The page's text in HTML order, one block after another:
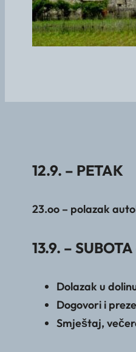
12.9. – PETAK
23.oo – polazak
13.9. –
Dolazak u
Dogovori i
Smještaj,